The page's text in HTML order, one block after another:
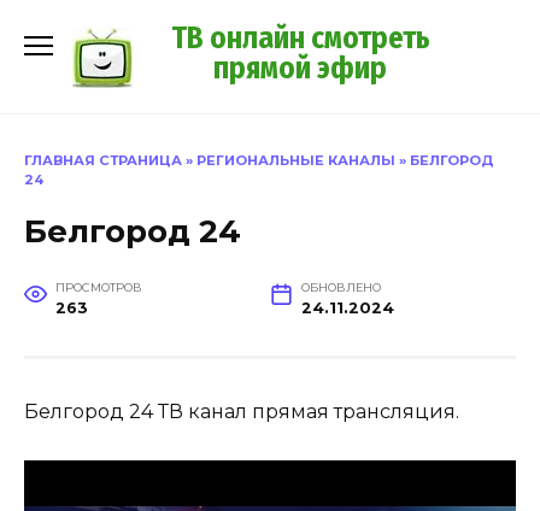
содержанию
ТВ онлайн смотреть
прямой эфир
ГЛАВНАЯ СТРАНИЦА » РЕГИОНАЛЬНЫЕ КАНАЛЫ » БЕЛГОРОД
24
Белгород 24
ПРОСМОТРОВ
263
ОБНОВЛЕНО
24.11.2024
Белгород 24 ТВ канал прямая трансляция.